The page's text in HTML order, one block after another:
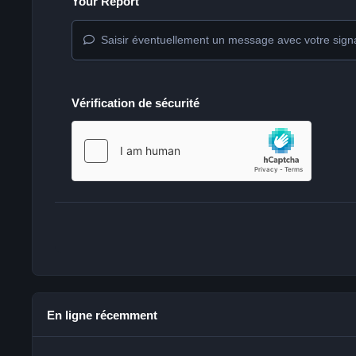
Saisir éventuellement un message avec votre
Vérification de sécurité
En ligne récemment